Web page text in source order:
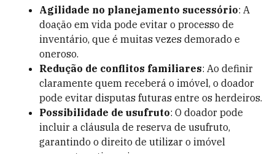
Agilidade no planejamento sucessório: A
doação em vida pode evitar o processo de
inventário, que é muitas vezes demorado e
oneroso.
Redução de conflitos familiares: Ao definir
claramente quem receberá o imóvel, o doador
pode evitar disputas futuras entre os herdeiros.
Possibilidade de usufruto: O doador pode
incluir a cláusula de reserva de usufruto,
garantindo o direito de utilizar o imóvel